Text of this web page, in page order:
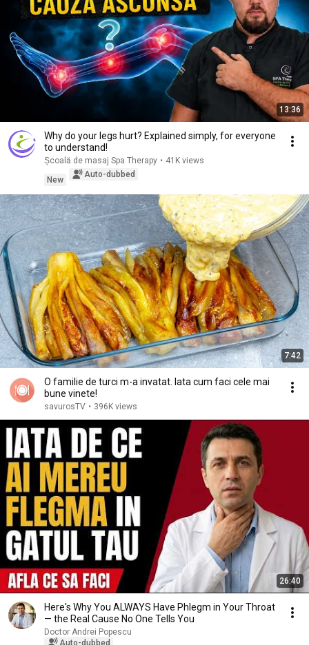
13:36
Why do your legs hurt? Explained simply, for everyone
to understand!
Școală de masaj Spa Therapy • 41K views
New
Auto-dubbed
7:42
O familie de turci m-a invatat. Iata cum faci cele mai
bune vinete!
savurosTV • 396K views
26:40
Here's Why You ALWAYS Have Phlegm in Your Throat
— the Real Cause No One Tells You
Doctor Andrei Popescu
Auto-dubbed